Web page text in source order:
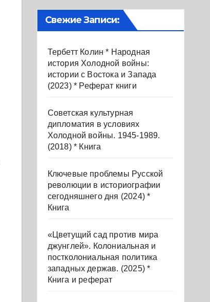
Свежие Записи:
Тербетт Колин * Народная
история Холодной войны:
истории с Востока и Запада
(2023) * Реферат книги
Советская культурная
дипломатия в условиях
Холодной войны. 1945-1989.
(2018) * Книга
Ключевые проблемы Русской
революции в историографии
сегодняшнего дня (2024) *
Книга
«Цветущий сад против мира
джунглей». Колониальная и
постколониальная политика
западных держав. (2025) *
Книга и реферат